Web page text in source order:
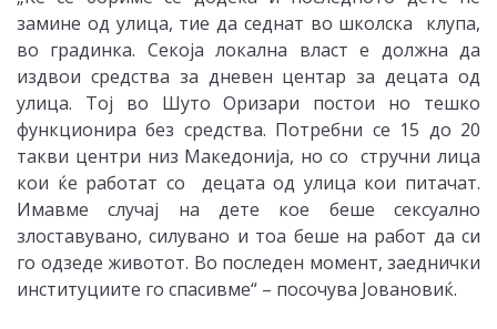
замине од улица, тие да седнат во школска клупа,
во градинка. Секоја локална власт е должна да
издвои средства за дневен центар за децата од
улица. Тој во Шуто Оризари постои но тешко
функционира без средства. Потребни се 15 до 20
такви центри низ Македонија, но со стручни лица
кои ќе работат со децата од улица кои питачат.
Имавме случај на дете кое беше сексуално
злоставувано, силувано и тоа беше на работ да си
го одзеде животот. Во последен момент, заеднички
институциите го спасивме“ – посочува Јовановиќ.